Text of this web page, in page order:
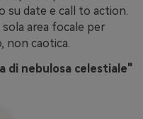
su date e call to action.
sola area focale per
non caotica.
di nebulosa celestiale"